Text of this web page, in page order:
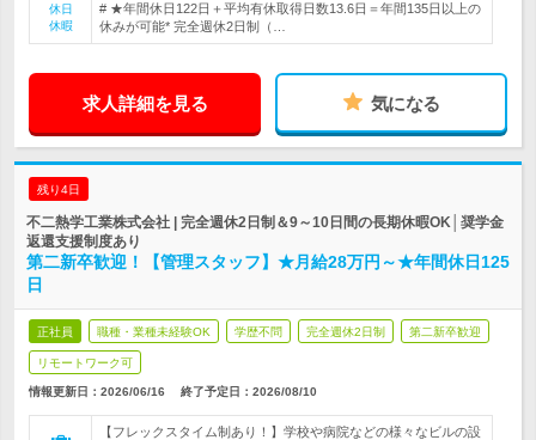
休日
休暇
# ★年間休日122日＋平均有休取得日数13.6日＝年間135日以上の
休みが可能* 完全週休2日制（…
求人詳細を見る 気になる
残り4日
不二熱学工業株式会社 | 完全週休2日制＆9～10日間の長期休暇OK│奨学金
返還支援制度あり
第二新卒歓迎！【管理スタッフ】★月給28万円～★年間休日125
日
正社員 職種・業種未経験OK 学歴不問 完全週休2日制 第二新卒歓迎
リモートワーク可
情報更新日：2026/06/16 終了予定日： 2026/08/10
【フレックスタイム制あり！】学校や病院などの様々なビルの設